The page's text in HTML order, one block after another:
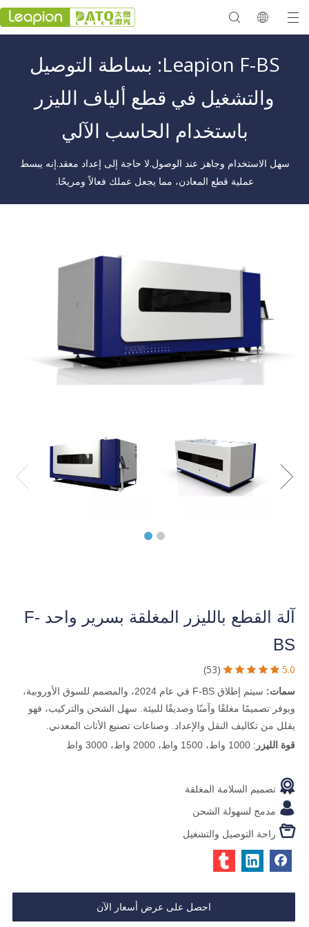
Leapion F-BS: بساطة التوصيل
والتشغيل في قطع ألياف الليزر
باستخدام الحاسب الآلي
سهل الاستخدام وجاهز عند الوصول.لا حاجة إلى إعداد معقد.إنه يبسط
عملية قطع المعادن، مما يجعل عملك فعالاً ومريحًا.
آلة القطع بالليزر المغلقة بسرير واحد F-
BS
5.0





(53)
سمات:
سيتم إطلاق F-BS في عام 2024، والمصمم للسوق الأوروبية،
ويوفر تصميمًا مغلقًا وآمنًا وصديقًا للبيئة. سهل الشحن والتركيب، فهو
يقلل من تكاليف النقل والإعداد. وصناعات تصنيع الأثاث المعدني.
قوة الليزر : 1000 واط، 1500 واط، 2000 واط، 3000 واط
 تصميم السلامة المغلقة
 مدمج لسهولة الشحن
 راحة التوصيل والتشغيل
احصل على عرض أسعار الآن